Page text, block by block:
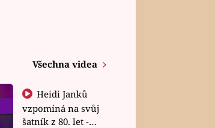
Všechna videa
Heidi Janků
vzpomíná na svůj
šatník z 80. let -